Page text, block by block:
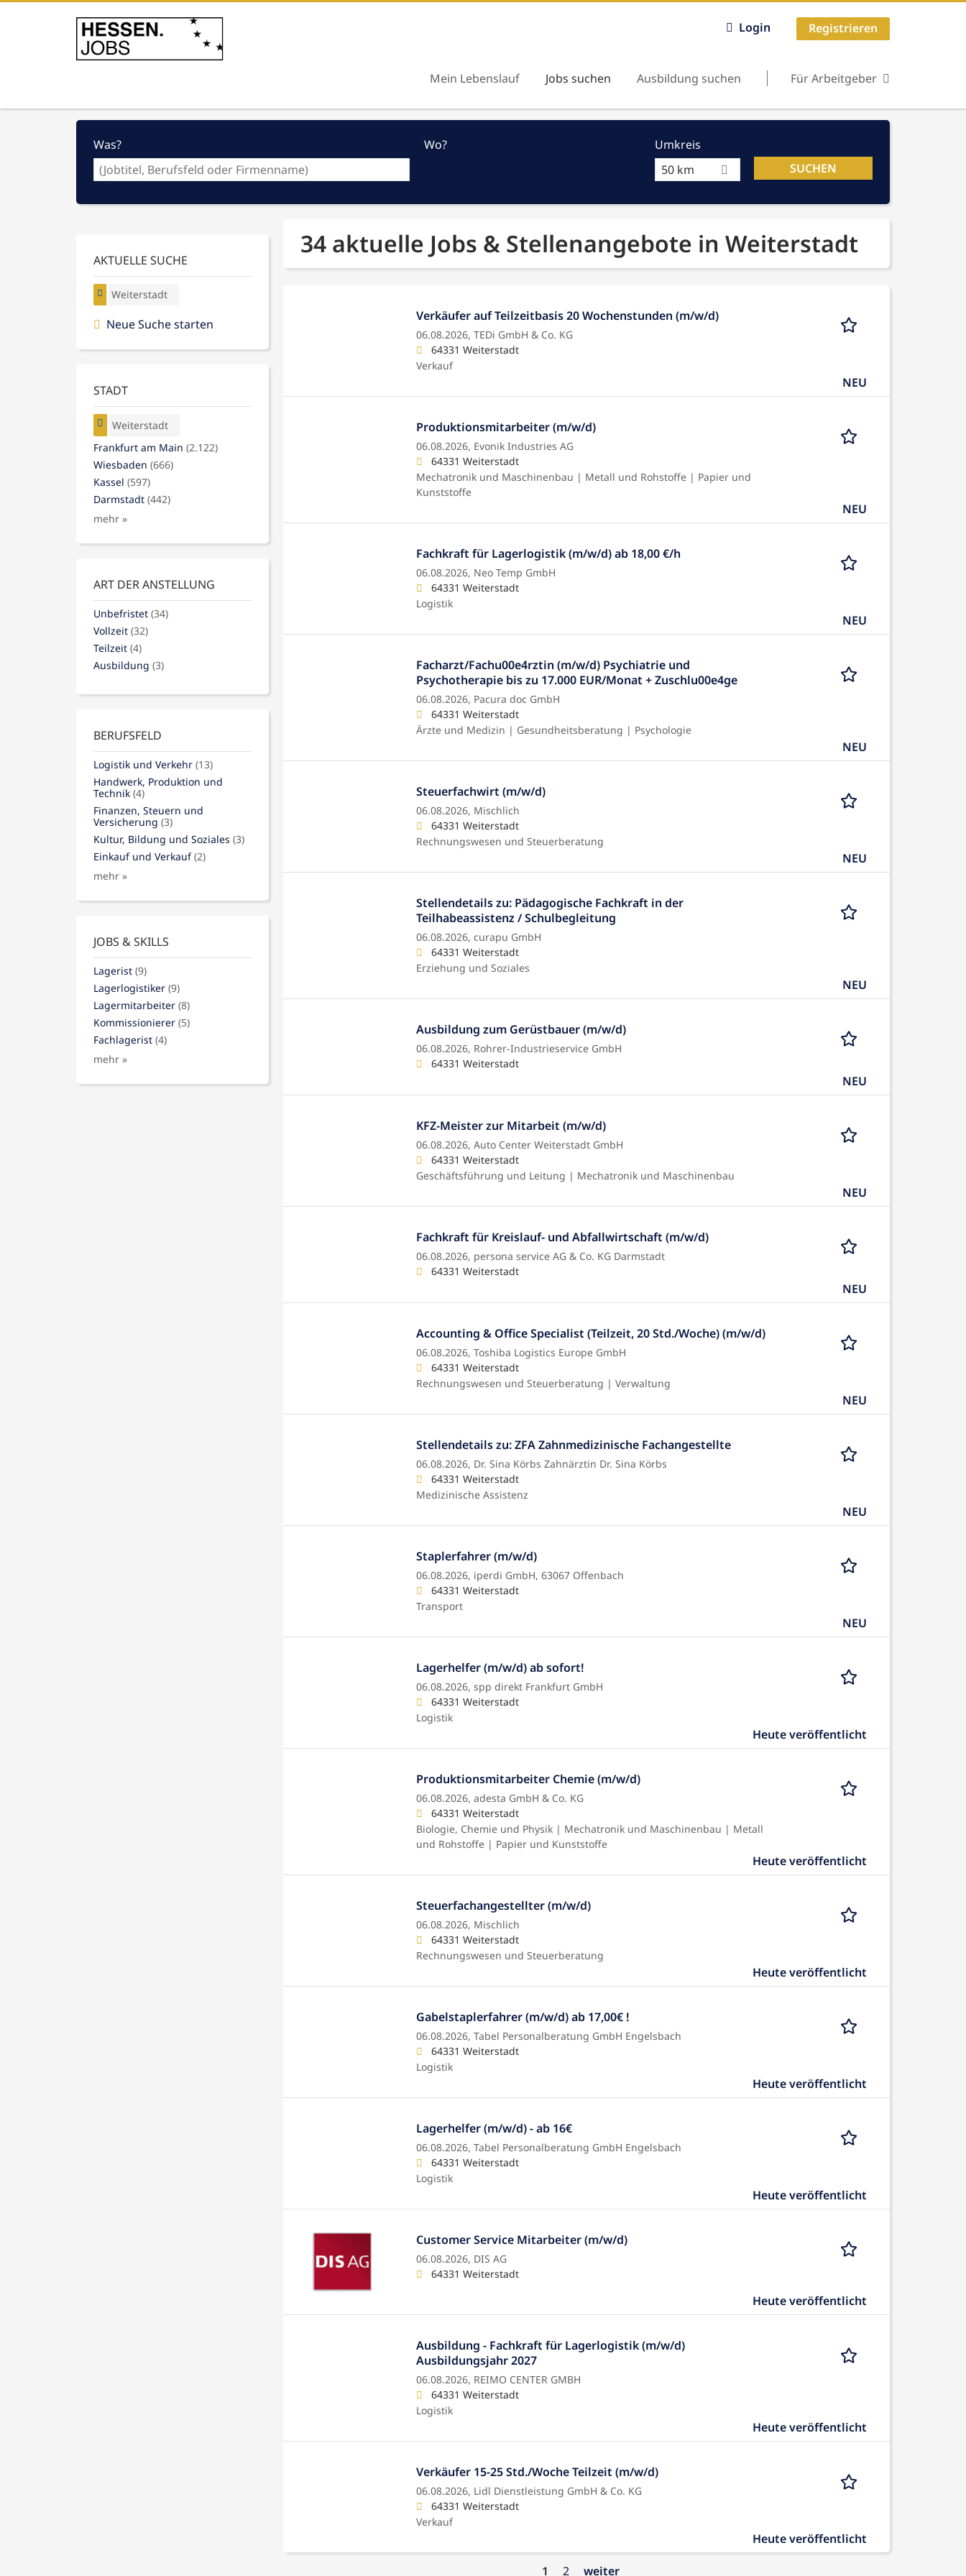
Login Registrieren
Mein Lebenslauf Jobs suchen Ausbildung suchen Für Arbeitgeber
Was? Wo?
Umkreis
50 km
34 aktuelle Jobs & Stellenangebote in Weiterstadt
Verkäufer auf Teilzeitbasis 20 Wochenstunden (m/w/d)
06.08.2026, TEDi GmbH & Co. KG
64331 Weiterstadt
Verkauf
NEU
Produktionsmitarbeiter (m/w/d)
06.08.2026, Evonik Industries AG
64331 Weiterstadt
Mechatronik und Maschinenbau | Metall und Rohstoffe | Papier und
Kunststoffe
NEU
Fachkraft für Lagerlogistik (m/w/d) ab 18,00 €/h
06.08.2026, Neo Temp GmbH
64331 Weiterstadt
Logistik
NEU
Facharzt/Fachu00e4rztin (m/w/d) Psychiatrie und
Psychotherapie bis zu 17.000 EUR/Monat + Zuschlu00e4ge
06.08.2026, Pacura doc GmbH
64331 Weiterstadt
Ärzte und Medizin | Gesundheitsberatung | Psychologie
NEU
Steuerfachwirt (m/w/d)
06.08.2026, Mischlich
64331 Weiterstadt
Rechnungswesen und Steuerberatung
NEU
Stellendetails zu: Pädagogische Fachkraft in der
Teilhabeassistenz / Schulbegleitung
06.08.2026, curapu GmbH
64331 Weiterstadt
Erziehung und Soziales
NEU
Ausbildung zum Gerüstbauer (m/w/d)
06.08.2026, Rohrer-Industrieservice GmbH
64331 Weiterstadt
NEU
KFZ-Meister zur Mitarbeit (m/w/d)
06.08.2026, Auto Center Weiterstadt GmbH
64331 Weiterstadt
Geschäftsführung und Leitung | Mechatronik und Maschinenbau
NEU
Fachkraft für Kreislauf- und Abfallwirtschaft (m/w/d)
06.08.2026, persona service AG & Co. KG Darmstadt
64331 Weiterstadt
NEU
Accounting & Office Specialist (Teilzeit, 20 Std./Woche) (m/w/d)
06.08.2026, Toshiba Logistics Europe GmbH
64331 Weiterstadt
Rechnungswesen und Steuerberatung | Verwaltung
NEU
Stellendetails zu: ZFA Zahnmedizinische Fachangestellte
06.08.2026, Dr. Sina Körbs Zahnärztin Dr. Sina Körbs
64331 Weiterstadt
Medizinische Assistenz
NEU
Staplerfahrer (m/w/d)
06.08.2026, iperdi GmbH, 63067 Offenbach
64331 Weiterstadt
Transport
NEU
Lagerhelfer (m/w/d) ab sofort!
06.08.2026, spp direkt Frankfurt GmbH
64331 Weiterstadt
Logistik
Heute veröffentlicht
Produktionsmitarbeiter Chemie (m/w/d)
06.08.2026, adesta GmbH & Co. KG
64331 Weiterstadt
Biologie, Chemie und Physik | Mechatronik und Maschinenbau | Metall
und Rohstoffe | Papier und Kunststoffe
Heute veröffentlicht
Steuerfachangestellter (m/w/d)
06.08.2026, Mischlich
64331 Weiterstadt
Rechnungswesen und Steuerberatung
Heute veröffentlicht
Gabelstaplerfahrer (m/w/d) ab 17,00€ !
06.08.2026, Tabel Personalberatung GmbH Engelsbach
64331 Weiterstadt
Logistik
Heute veröffentlicht
Lagerhelfer (m/w/d) - ab 16€
06.08.2026, Tabel Personalberatung GmbH Engelsbach
64331 Weiterstadt
Logistik
Heute veröffentlicht
Customer Service Mitarbeiter (m/w/d)
06.08.2026, DIS AG
64331 Weiterstadt
Heute veröffentlicht
Ausbildung - Fachkraft für Lagerlogistik (m/w/d)
Ausbildungsjahr 2027
06.08.2026, REIMO CENTER GMBH
64331 Weiterstadt
Logistik
Heute veröffentlicht
Verkäufer 15-25 Std./Woche Teilzeit (m/w/d)
06.08.2026, Lidl Dienstleistung GmbH & Co. KG
64331 Weiterstadt
Verkauf
Heute veröffentlicht
1 2 weiter
AKTUELLE SUCHE
Weiterstadt
Neue Suche starten
STADT
Weiterstadt
Frankfurt am Main (2.122)
Wiesbaden (666)
Kassel (597)
Darmstadt (442)
mehr »
ART DER ANSTELLUNG
Unbefristet (34)
Vollzeit (32)
Teilzeit (4)
Ausbildung (3)
BERUFSFELD
Logistik und Verkehr (13)
Handwerk, Produktion und
Technik (4)
Finanzen, Steuern und
Versicherung (3)
Kultur, Bildung und Soziales (3)
Einkauf und Verkauf (2)
mehr »
JOBS & SKILLS
Lagerist (9)
Lagerlogistiker (9)
Lagermitarbeiter (8)
Kommissionierer (5)
Fachlagerist (4)
mehr »